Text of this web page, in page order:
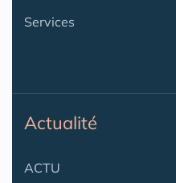
Services
Actualité
ACTU